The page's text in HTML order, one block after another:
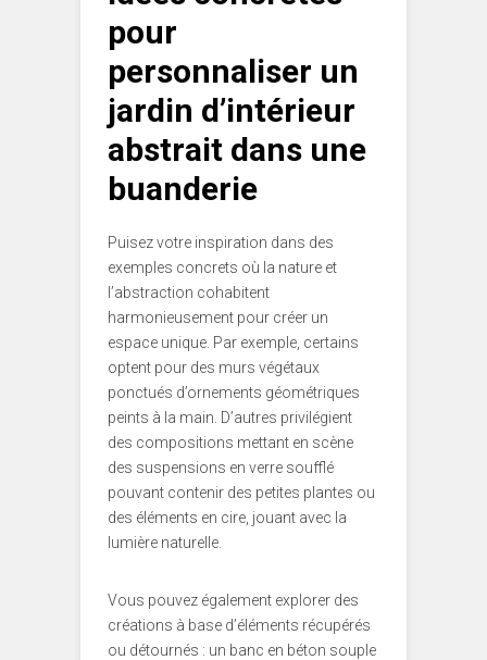
pour
personnaliser un
jardin d’intérieur
abstrait dans une
buanderie
Puisez votre inspiration dans des
exemples concrets où la nature et
l’abstraction cohabitent
harmonieusement pour créer un
espace unique. Par exemple, certains
optent pour des murs végétaux
ponctués d’ornements géométriques
peints à la main. D’autres privilégient
des compositions mettant en scène
des suspensions en verre soufflé
pouvant contenir des petites plantes ou
des éléments en cire, jouant avec la
lumière naturelle.
Vous pouvez également explorer des
créations à base d’éléments récupérés
ou détournés : un banc en béton souple